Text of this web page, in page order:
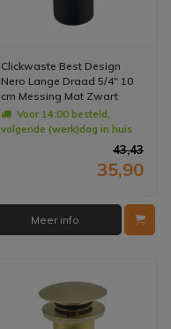
Clickwaste Best Design
Nero Lange Draad 5/4" 10
cm Messing Mat Zwart
Voor 14:00 besteld,
volgende (werk)dag in huis
43,43
35,90
Meer info